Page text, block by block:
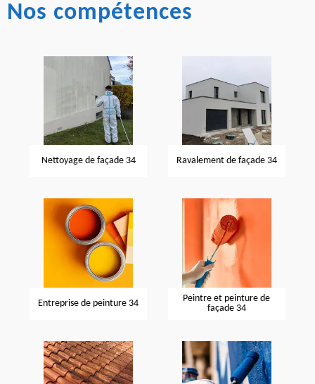
Nos compétences
Nettoyage de façade 34 Ravalement de façade 34
Entreprise de peinture 34
Peintre et peinture de
façade 34